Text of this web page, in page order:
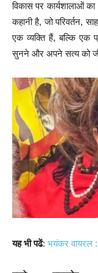
विकास पर कार्यशालाओं का
कहानी है, जो परिवर्तन,
एक व्यक्ति हैं, बल्कि एक
सुनने और अपने सत्य को
यह भी पढें: भयंकर वायरल